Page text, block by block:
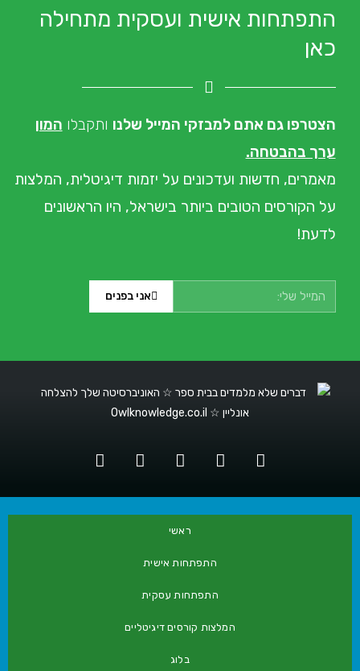
התפתחות אישית ועסקית מתחילה
כאן
הצטרפו גם אתם למבזקי המייל שלנו ותקבלו המון
ערך בהבטחה.
מאמרים, חדשות ועדכונים על יזמות דיגיטלית, המלצות
על הקורסים הטובים ביותר בישראל, היו הראשונים
לדעת!
אני בפנים
ראשי
התפתחות אישית
התפתחות עסקית
המלצות קורסים דיגיטליים
בלוג